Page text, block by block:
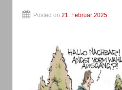
Posted on 21. Februar 2025